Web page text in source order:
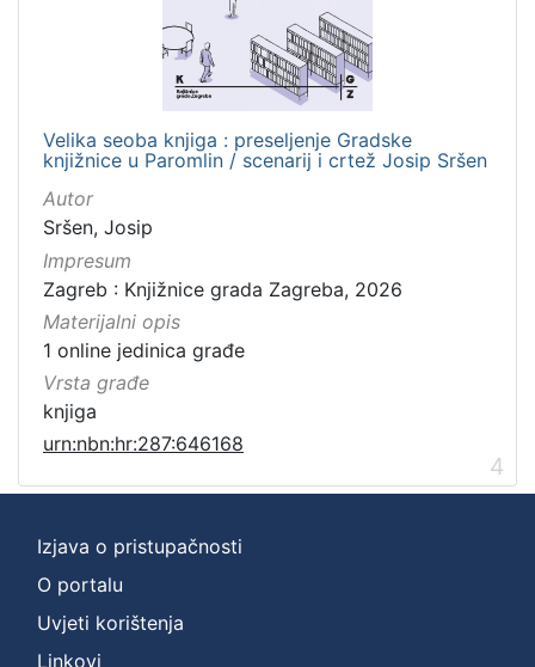
Velika seoba knjiga : preseljenje Gradske
knjižnice u Paromlin / scenarij i crtež Josip Sršen
Autor
Sršen, Josip
Impresum
Zagreb : Knjižnice grada Zagreba, 2026
Materijalni opis
1 online jedinica građe
Vrsta građe
knjiga
urn:nbn:hr:287:646168
4
Izjava o pristupačnosti
O portalu
Uvjeti korištenja
Linkovi